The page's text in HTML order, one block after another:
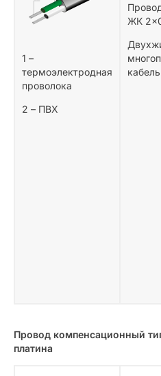
1 –
термоэлектродная
проволока
2 – ПВХ
ЖК
кабель
Провод компенсационный
платина